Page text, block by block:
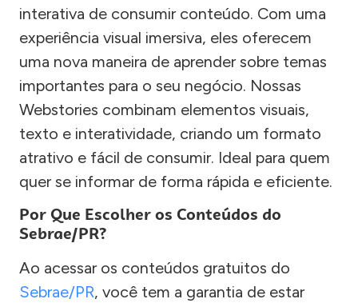
interativa de consumir conteúdo. Com uma
experiência visual imersiva, eles oferecem
uma nova maneira de aprender sobre temas
importantes para o seu negócio. Nossas
Webstories combinam elementos visuais,
texto e interatividade, criando um formato
atrativo e fácil de consumir. Ideal para quem
quer se informar de forma rápida e eficiente.
Por Que Escolher os Conteúdos do
Sebrae/PR?
Ao acessar os conteúdos gratuitos do
Sebrae/PR, você tem a garantia de estar